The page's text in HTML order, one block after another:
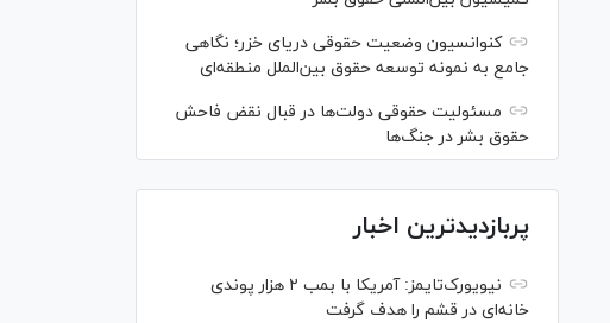
کنوانسیون وضعیت حقوقی دریای خزر؛ نگاهی
جامع به نمونه توسعه حقوق بین‌الملل منطقه‌ای
مسئولیت حقوقی دولت‌ها در قبال نقض‌ فاحش
حقوق بشر در جنگ‌ها
پربازدیدترین اخبار
نیویورک‌تایمز: آمریکا با بمب ۲ هزار پوندی
خانه‌ای در قشم را هدف گرفت